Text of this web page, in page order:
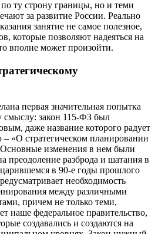
ту строну границы, но и теми
за развитие России. Реально
занятие не самое полезное,
которые позволяют надеяться на
вполне может произойти.
первая значительная попытка
смыслу: закон 115-ФЗ был
даже название которого радует
– «О стратегическом планировании
изменения в нем были
преодоление разброда и шатания в
в 90-е годы прошлого
необходимость
между различными
причем не только теми,
наше федеральное правительство,
создавались и создаются на